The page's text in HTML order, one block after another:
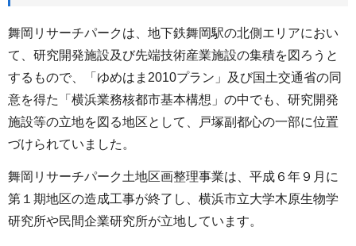
舞岡リサーチパークは、地下鉄舞岡駅の北側エリアにおい
て、研究開発施設及び先端技術産業施設の集積を図ろうと
するもので、「ゆめはま2010プラン」及び国土交通省の同
意を得た「横浜業務核都市基本構想」の中でも、研究開発
施設等の立地を図る地区として、戸塚副都心の一部に位置
づけられていました。
舞岡リサーチパーク土地区画整理事業は、平成６年９月に
第１期地区の造成工事が終了し、横浜市立大学木原生物学
研究所や民間企業研究所が立地しています。